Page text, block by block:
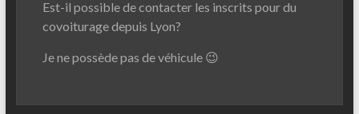
Est-il possible de contacter les inscrits pour du
covoiturage depuis Lyon?
Je ne possède pas de véhicule 😉